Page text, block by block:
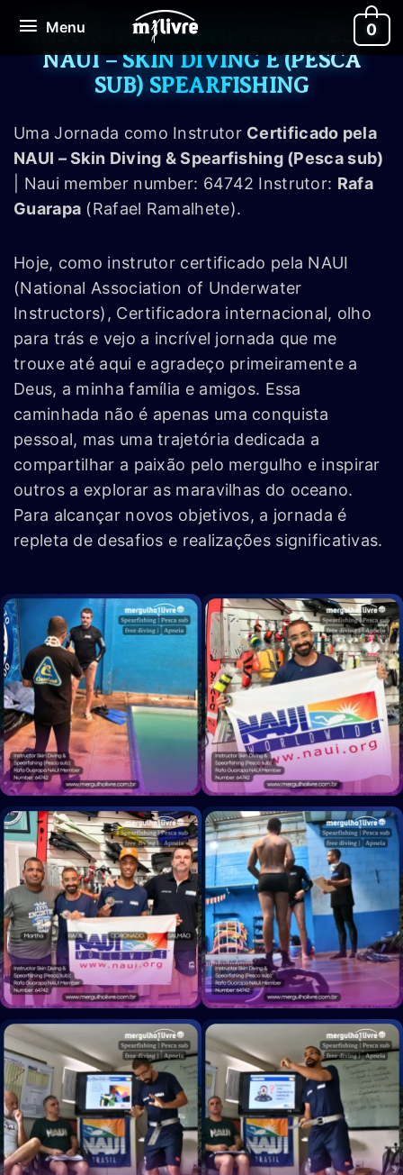
para
conteúdo
Menu
Menu 0
INSTRUTOR CERTIFICADO PELA
NAUI – SKIN DIVING E (PESCA
SUB) SPEARFISHING
Uma Jornada como Instrutor Certificado pela
NAUI – Skin Diving & Spearfishing (Pesca sub)
| Naui member number: 64742 Instrutor: Rafa
Guarapa (Rafael Ramalhete).
Hoje, como instrutor certificado pela NAUI
(National Association of Underwater
Instructors), Certificadora internacional, olho
para trás e vejo a incrível jornada que me
trouxe até aqui e agradeço primeiramente a
Deus, a minha família e amigos. Essa
caminhada não é apenas uma conquista
pessoal, mas uma trajetória dedicada a
compartilhar a paixão pelo mergulho e inspirar
outros a explorar as maravilhas do oceano.
Para alcançar novos objetivos, a jornada é
repleta de desafios e realizações significativas.